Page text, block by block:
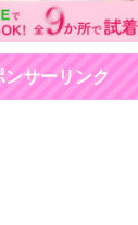
ンサーリンク